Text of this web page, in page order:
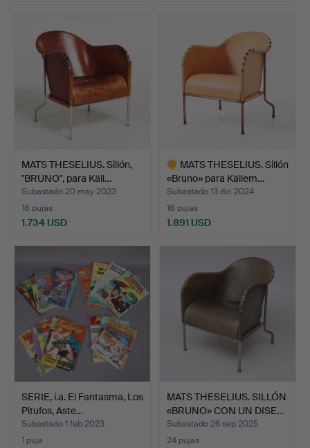
MATS THESELIUS. Sillón,
"BRUNO", para Käll…
Subastado 20 may 2023
18 pujas
1.734 USD
MATS THESELIUS. Sillón
«Bruno» para Källem…
Subastado 13 dic 2024
18 pujas
1.891 USD
SERIE, i.a. El Fantasma, Los
Pitufos, Aste…
Subastado 1 feb 2023
1 puja
MATS THESELIUS. SILLÓN
«BRUNO» CON UN DISE…
Subastado 26 sep 2025
24 pujas